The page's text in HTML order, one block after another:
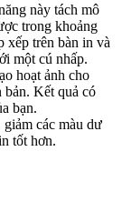
này tách mô
trong khoảng
xếp trên bàn in và
một cú nhấp.
hoạt ảnh cho
bản. Kết quả có
bạn.
các màu dư
tốt hơn.